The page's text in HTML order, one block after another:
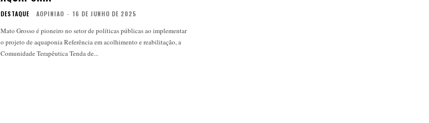
DESTAQUE AOPINIAO - 16 DE JUNHO DE 2025
Mato Grosso é pioneiro no setor de políticas públicas ao implementar
o projeto de aquaponia Referência em acolhimento e reabilitação, a
Comunidade Terapêutica Tenda de...